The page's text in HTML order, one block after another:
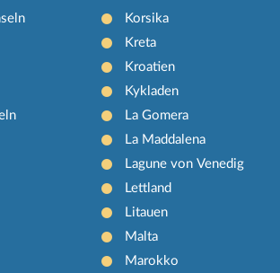
Korsika
Kreta
Kroatien
Kykladen
La Gomera
La Maddalena
Lagune von Venedig
Lettland
Litauen
Malta
Marokko